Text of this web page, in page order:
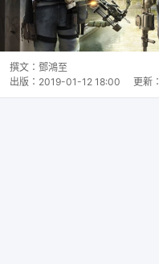
撰文： 鄧鴻至
出版： 2019-01-12 18:00 更新：